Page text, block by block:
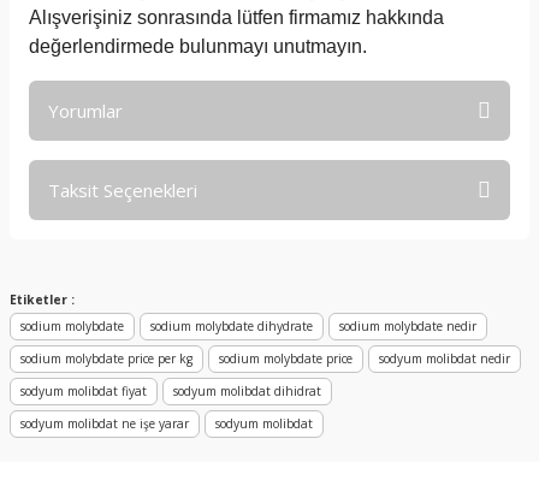
Alışverişiniz sonrasında lütfen firmamız hakkında
değerlendirmede bulunmayı unutmayın.
Yorumlar
Taksit Seçenekleri
Etiketler :
sodium molybdate
sodium molybdate dihydrate
sodium molybdate nedir
sodium molybdate price per kg
sodium molybdate price
sodyum molibdat nedir
sodyum molibdat fiyat
sodyum molibdat dihidrat
sodyum molibdat ne işe yarar
sodyum molibdat